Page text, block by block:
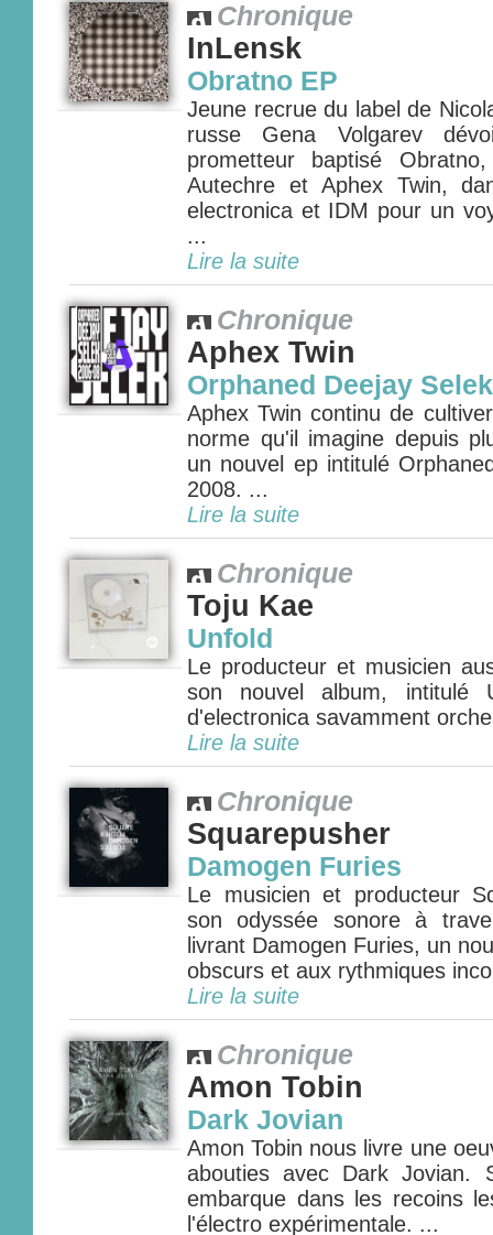
Chronique
InLensk
Obratno EP
Jeune recrue du label de
russe Gena Volgarev
prometteur baptisé
Autechre et Aphex Twin,
electronica et IDM pour un
...
Lire la suite
Chronique
Aphex Twin
Orphaned Deejay
Aphex Twin continu de
norme qu'il imagine depuis
un nouvel ep intitulé
2008. ...
Lire la suite
Chronique
Toju Kae
Unfold
Le producteur et musicien
son nouvel album, intitulé
d'electronica savamment
Lire la suite
Chronique
Squarepusher
Damogen Furies
Le musicien et producteur
son odyssée sonore à
livrant Damogen Furies, un
obscurs et aux rythmiques
Lire la suite
Chronique
Amon Tobin
Dark Jovian
Amon Tobin nous livre une
abouties avec Dark Jovian.
embarque dans les recoins
l'électro expérimentale. ...